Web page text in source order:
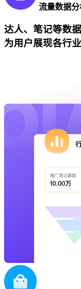
流量数据分
达人、笔记等数
为用户展现各行